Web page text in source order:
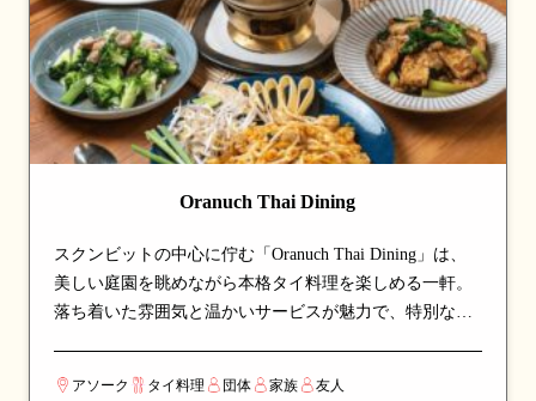
るスラブ料理が一度に味わえる、家族のような温かいも
てなしが魅力の一軒。
Oranuch Thai Dining
スクンビットの中心に佇む「Oranuch Thai Dining」は、
美しい庭園を眺めながら本格タイ料理を楽しめる一軒。
落ち着いた雰囲気と温かいサービスが魅力で、特別な日
アソーク タイ料理 団体 家族 友人